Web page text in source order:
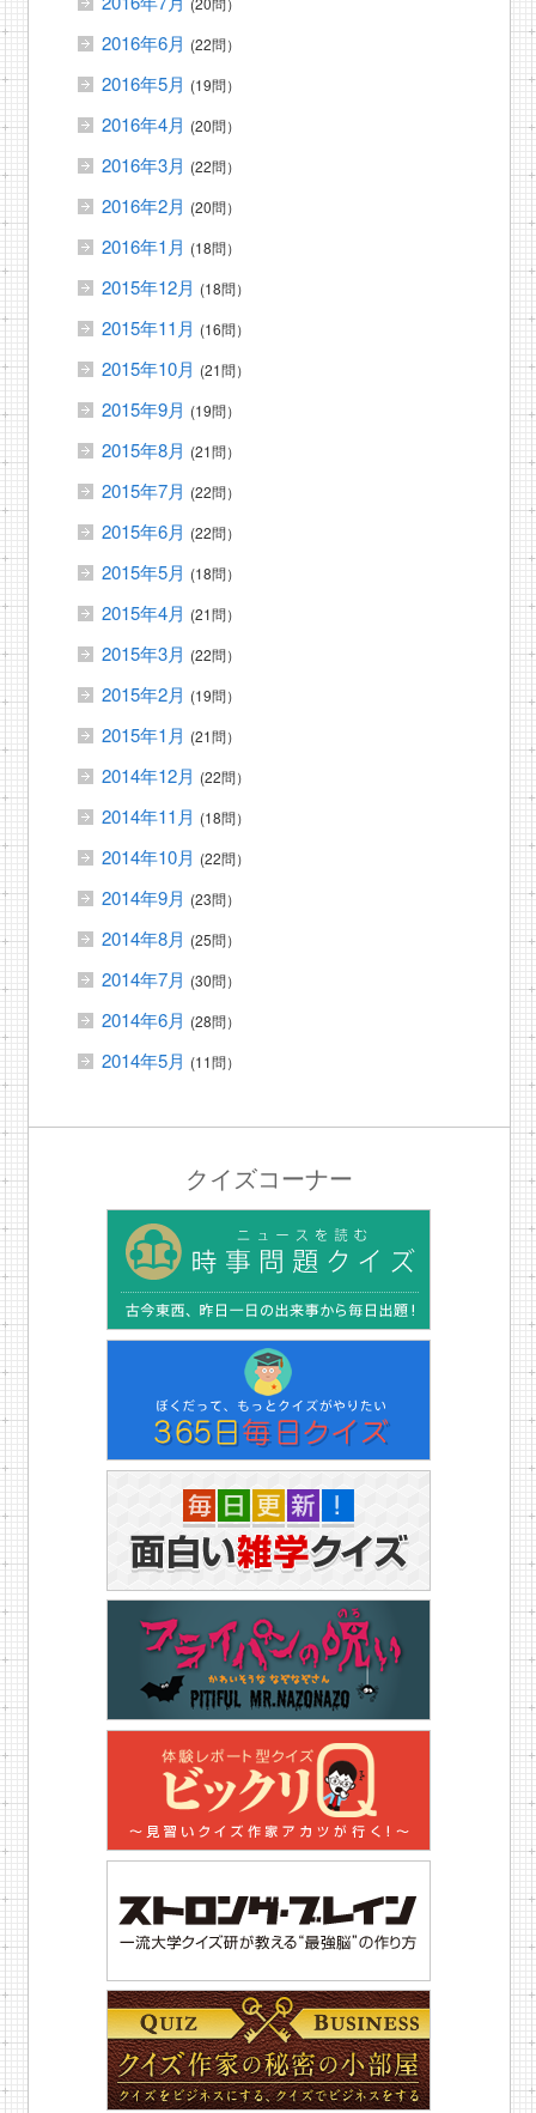
2016年6月 (22問）
2016年5月 (19問）
2016年4月 (20問）
2016年3月 (22問）
2016年2月 (20問）
2016年1月 (18問）
2015年12月 (18問）
2015年11月 (16問）
2015年10月 (21問）
2015年9月 (19問）
2015年8月 (21問）
2015年7月 (22問）
2015年6月 (22問）
2015年5月 (18問）
2015年4月 (21問）
2015年3月 (22問）
2015年2月 (19問）
2015年1月 (21問）
2014年12月 (22問）
2014年11月 (18問）
2014年10月 (22問）
2014年9月 (23問）
2014年8月 (25問）
2014年7月 (30問）
2014年6月 (28問）
2014年5月 (11問）
クイズコーナー